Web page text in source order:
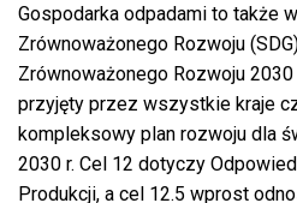
Gospodarka odpadami to także
Zrównoważonego Rozwoju
Zrównoważonego Rozwoju
przyjęty przez wszystkie kraje
kompleksowy plan rozwoju dla
2030 r. Cel 12 dotyczy
Produkcji, a cel 12.5 wprost